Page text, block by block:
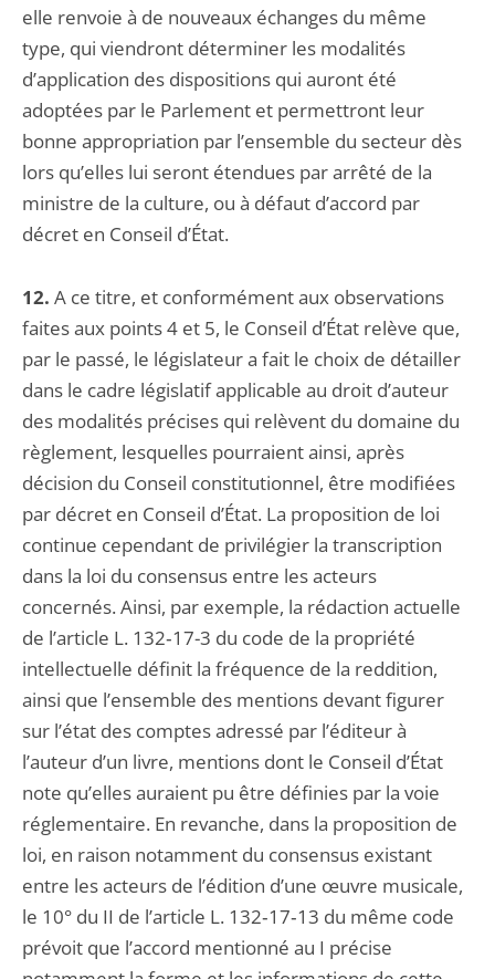
elle renvoie à de nouveaux échanges du même
type, qui viendront déterminer les modalités
d’application des dispositions qui auront été
adoptées par le Parlement et permettront leur
bonne appropriation par l’ensemble du secteur dès
lors qu’elles lui seront étendues par arrêté de la
ministre de la culture, ou à défaut d’accord par
décret en Conseil d’État.
12. A ce titre, et conformément aux observations
faites aux points 4 et 5, le Conseil d’État relève que,
par le passé, le législateur a fait le choix de détailler
dans le cadre législatif applicable au droit d’auteur
des modalités précises qui relèvent du domaine du
règlement, lesquelles pourraient ainsi, après
décision du Conseil constitutionnel, être modifiées
par décret en Conseil d’État. La proposition de loi
continue cependant de privilégier la transcription
dans la loi du consensus entre les acteurs
concernés. Ainsi, par exemple, la rédaction actuelle
de l’article L. 132‑17-3 du code de la propriété
intellectuelle définit la fréquence de la reddition,
ainsi que l’ensemble des mentions devant figurer
sur l’état des comptes adressé par l’éditeur à
l’auteur d’un livre, mentions dont le Conseil d’État
note qu’elles auraient pu être définies par la voie
réglementaire. En revanche, dans la proposition de
loi, en raison notamment du consensus existant
entre les acteurs de l’édition d’une œuvre musicale,
le 10° du II de l’article L. 132‑17‑13 du même code
prévoit que l’accord mentionné au I précise